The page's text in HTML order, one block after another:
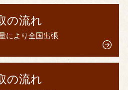
の流れ
により全国出張
の流れ